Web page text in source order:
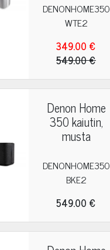
DENONHOME350
WTE2
349.00 €
549.00 €
Denon Home
350 kaiutin,
musta
DENONHOME350
BKE2
549.00 €